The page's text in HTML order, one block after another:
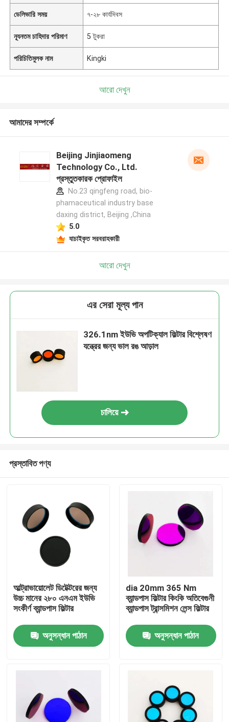
ভিডিও
ডেলিভারি সময় ৭-২৮ কার্যদিবস
ন্যূনতম চাহিদার পরিমাণ 5 টুকরা
পরিচিতিমুলক নাম Kingki
আরো দেখুন
আমাদের সম্পর্কে
Beijing Jinjiaomeng
Technology Co., Ltd.
প্রস্তুতকারক প্রোফাইল
No.23 qingfeng road, bio-
phamaceutical industry base
daxing district, Beijing ,China
5.0
যাচাইকৃত সরবরাহকারী
আরো দেখুন
এর সেরা মূল্য পান
326.1nm ইউভি অপটিক্যাল ফিল্টার বিশ্লেষণ
যন্ত্রের জন্য ভাল রঙ আড়াল
চালিয়ে
প্রস্তাবিত পণ্য
আল্ট্রাভায়োলেট ডিটেক্টরের জন্য
উচ্চ মানের ২৮০ এনএম ইউভি
সংকীর্ণ ব্যান্ডপাস ফিল্টার
অনুসন্ধান পাঠান
dia 20mm 365 Nm
ব্যান্ডপাস ফিল্টার কিংকি অতিবেগুনী
ব্যান্ডপাস ট্রান্সমিশন লেন্স ফিল্টার
অনুসন্ধান পাঠান